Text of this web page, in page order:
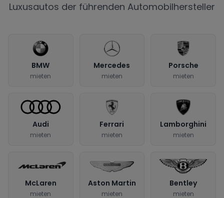
Luxusautos der führenden Automobilhersteller
BMW
mieten
Mercedes
mieten
Porsche
mieten
Audi
mieten
Ferrari
mieten
Lamborghini
mieten
McLaren
mieten
Aston Martin
mieten
Bentley
mieten